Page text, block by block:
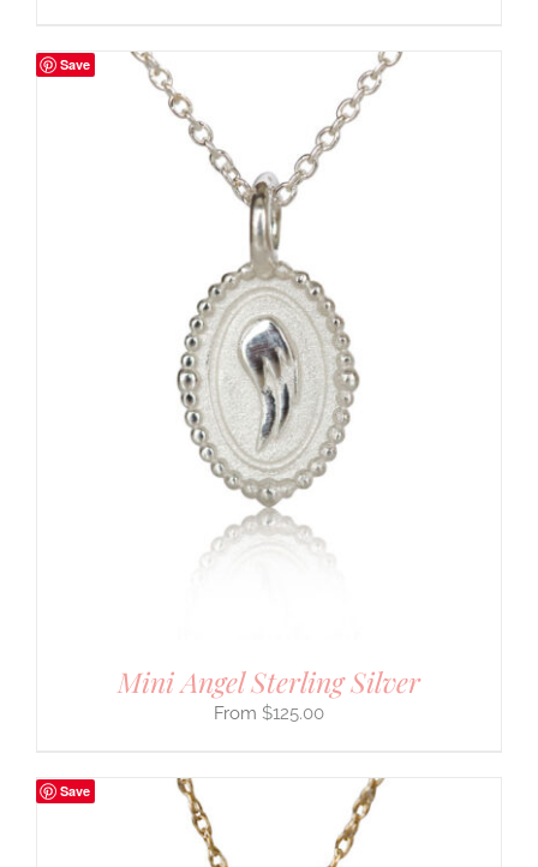
Save
Mini Angel Sterling Silver
$125.00
Save